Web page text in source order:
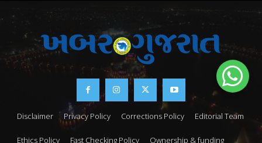
Disclaimer Privacy Policy Corrections Policy Editorial Team
Ethics Policy Fast Checking Policy Ownership & funding